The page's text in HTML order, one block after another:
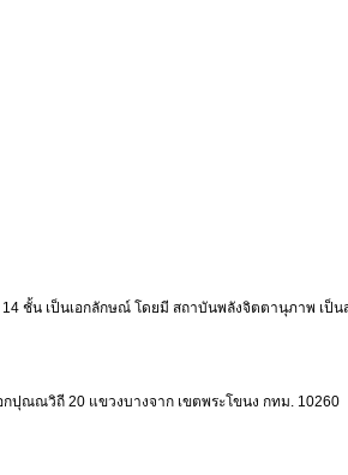
ชั้น เป็นเอกลักษณ์ โดยมี สถาบันพลังจิตตานุภาพ เป็
ปุณณวิถี 20 แขวงบางจาก เขตพระโขนง กทม. 10260